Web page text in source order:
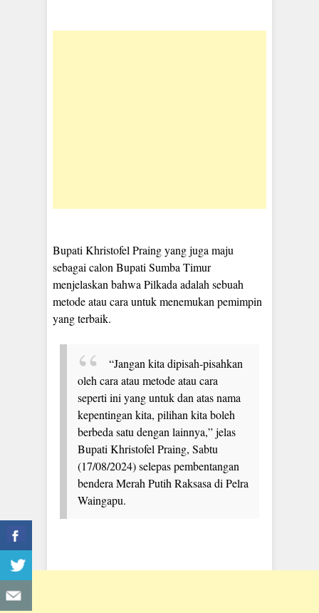
Bupati Khristofel Praing yang juga maju
sebagai calon Bupati Sumba Timur
menjelaskan bahwa Pilkada adalah sebuah
metode atau cara untuk menemukan pemimpin
yang terbaik.
“Jangan kita dipisah-pisahkan
oleh cara atau metode atau cara
seperti ini yang untuk dan atas nama
kepentingan kita, pilihan kita boleh
berbeda satu dengan lainnya,” jelas
Bupati Khristofel Praing, Sabtu
(17/08/2024) selepas pembentangan
bendera Merah Putih Raksasa di Pelra
Waingapu.